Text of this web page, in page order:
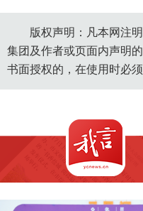
版权声明：凡本网注
集团及作者或页面内声明
书面授权的，在使用时必须